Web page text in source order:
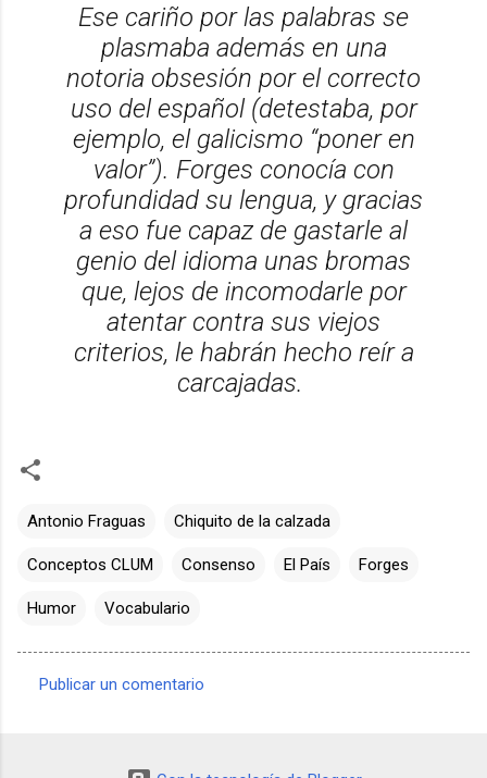
Ese cariño por las palabras se
plasmaba además en una
notoria obsesión por el correcto
uso del español (detestaba, por
ejemplo, el galicismo “poner en
valor”). Forges conocía con
profundidad su lengua, y gracias
a eso fue capaz de gastarle al
genio del idioma unas bromas
que, lejos de incomodarle por
atentar contra sus viejos
criterios, le habrán hecho reír a
carcajadas.
Antonio Fraguas Chiquito de la calzada
Conceptos CLUM Consenso El País Forges
Humor Vocabulario
Publicar un comentario